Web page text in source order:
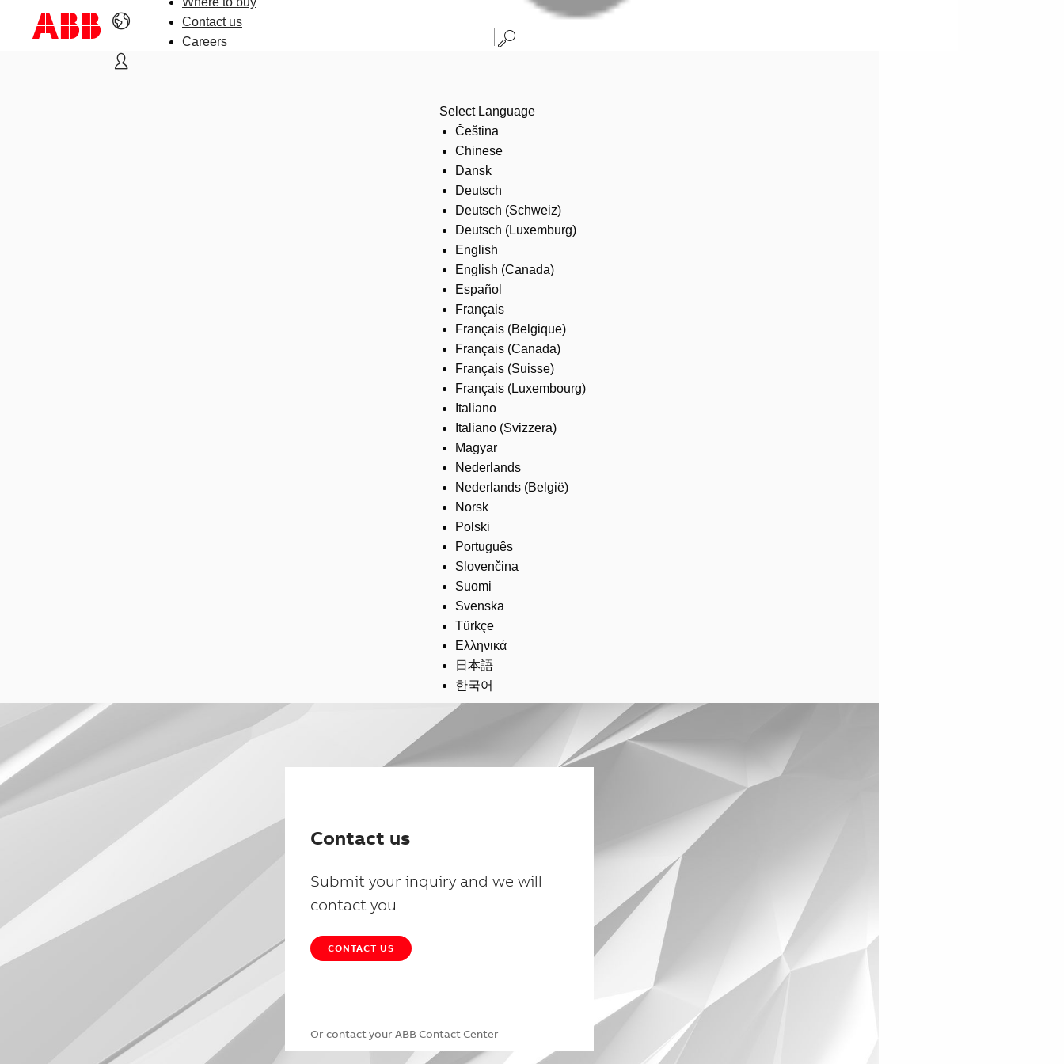
Contact us
Careers
Select Language
Čeština
Chinese
Dansk
Deutsch
Deutsch (Schweiz)
Deutsch (Luxemburg)
English
English (Canada)
Español
Français
Français (Belgique)
Français (Canada)
Français (Suisse)
Français (Luxembourg)
Italiano
Italiano (Svizzera)
Magyar
Nederlands
Nederlands (België)
Norsk
Polski
Português
Slovenčina
Suomi
Svenska
Türkçe
Ελληνικά
日本語
한국어
Contact us
Submit your inquiry and we will
contact you
CONTACT US
Or contact your ABB Contact Center